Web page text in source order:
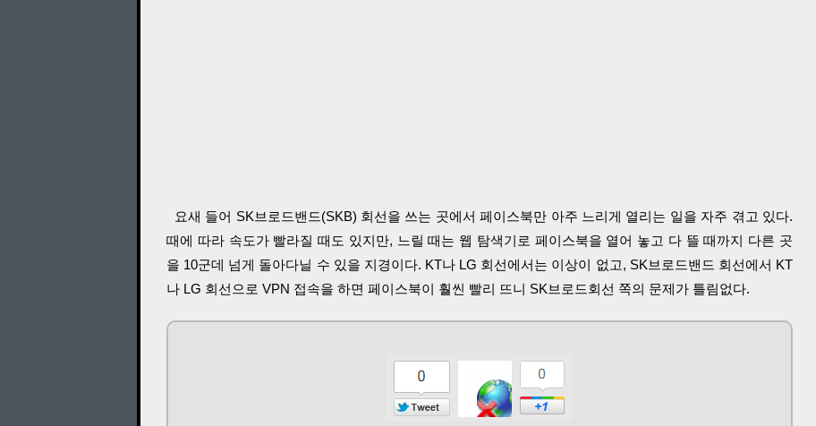
요새 들어 SK브로드밴드(SKB) 회선을 쓰는 곳에서 페이스북만 아주 느리게 열리는 일을 자주 겪고 있다.
때에 따라 속도가 빨라질 때도 있지만, 느릴 때는 웹 탐색기로 페이스북을 열어 놓고 다 뜰 때까지 다른 곳
을 10군데 넘게 돌아다닐 수 있을 지경이다. KT나 LG 회선에서는 이상이 없고, SK브로드밴드 회선에서 KT
나 LG 회선으로 VPN 접속을 하면 페이스북이 훨씬 빨리 뜨니 SK브로드회선 쪽의 문제가 틀림없다.